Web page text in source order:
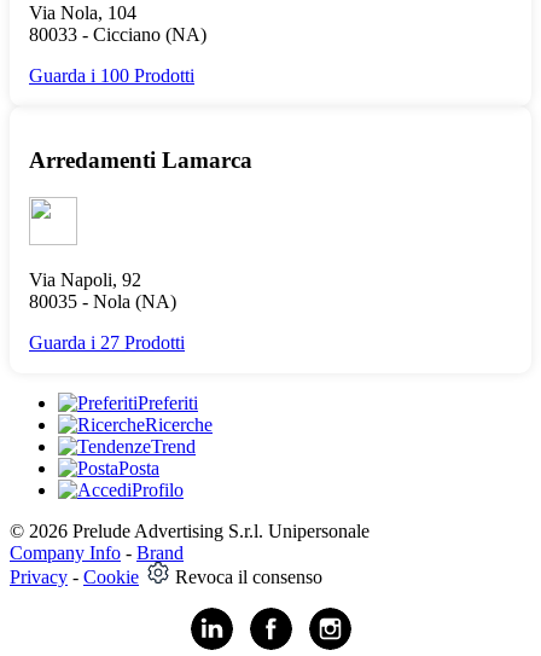
Via Nola, 104
80033 - Cicciano (NA)
Guarda i 100 Prodotti
Arredamenti Lamarca
Via Napoli, 92
80035 - Nola (NA)
Guarda i 27 Prodotti
Preferiti
Ricerche
Trend
Posta
Profilo
© 2026 Prelude Advertising S.r.l. Unipersonale
Company Info - Brand
Privacy - Cookie Revoca il consenso